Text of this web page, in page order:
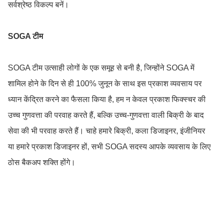
सर्वश्रेष्ठ विकल्प बनें।
SOGA टीम
SOGA टीम उत्साही लोगों के एक समूह से बनी है, जिन्होंने SOGA में
शामिल होने के दिन से ही 100% जुनून के साथ इस प्रकाश व्यवसाय पर
ध्यान केंद्रित करने का फैसला किया है, हम न केवल प्रकाश फिक्स्चर की
उच्च गुणवत्ता की परवाह करते हैं, बल्कि उच्च-गुणवत्ता वाली बिक्री के बाद
सेवा की भी परवाह करते हैं। चाहे हमारे बिक्री, कला डिजाइनर, इंजीनियर
या हमारे प्रकाश डिजाइनर हों, सभी SOGA सदस्य आपके व्यवसाय के लिए
ठोस बैकअप शक्ति होंगे।